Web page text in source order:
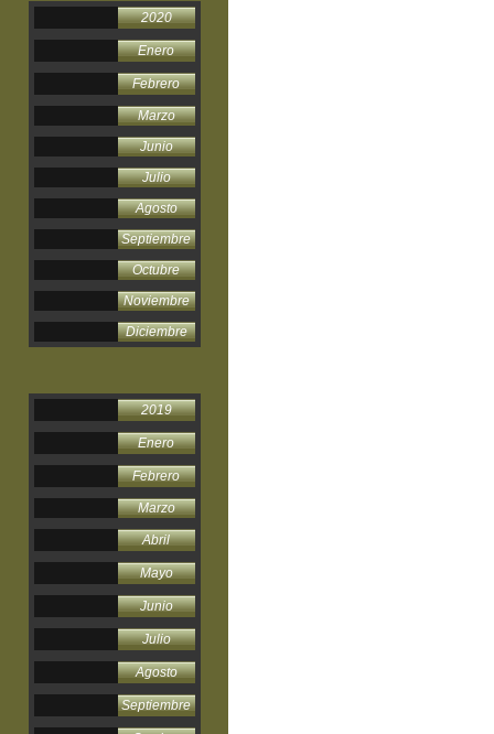
2020
Enero
Febrero
Marzo
Junio
Julio
Agosto
Septiembre
Octubre
Noviembre
Diciembre
2019
Enero
Febrero
Marzo
Abril
Mayo
Junio
Julio
Agosto
Septiembre